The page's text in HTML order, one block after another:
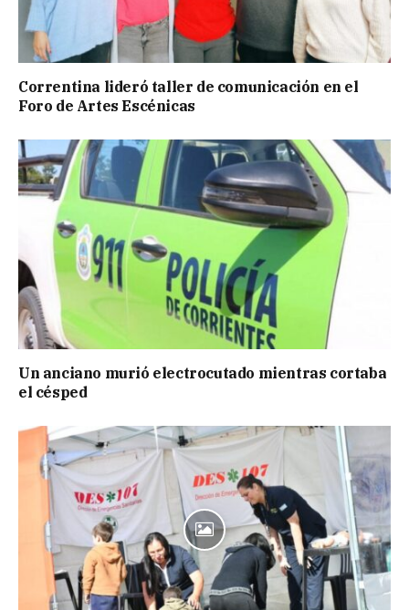
Correntina lideró taller de comunicación en el
Foro de Artes Escénicas
Un anciano murió electrocutado mientras cortaba
el césped